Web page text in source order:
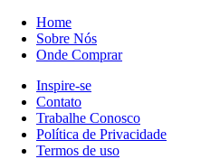
Home
Sobre Nós
Onde Comprar
Inspire-se
Contato
Trabalhe Conosco
Política de Privacidade
Termos de uso